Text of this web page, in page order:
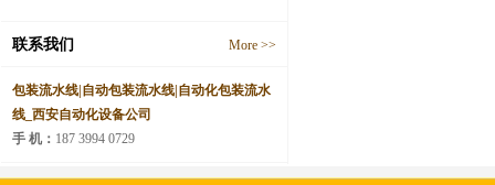
联系我们 More >>
包装流水线|自动包装流水线|自动化包装流水
线_西安自动化设备公司
手 机： 187 3994 0729